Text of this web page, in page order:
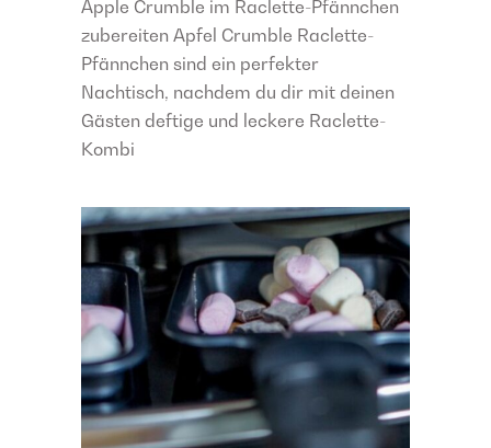
Apple Crumble im Raclette-Pfännchen
zubereiten Apfel Crumble Raclette-
Pfännchen sind ein perfekter
Nachtisch, nachdem du dir mit deinen
Gästen deftige und leckere Raclette-
Kombi